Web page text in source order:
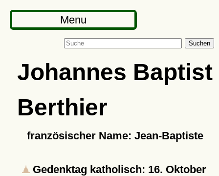
Menu
Suchen
Johannes Baptist
Berthier
französischer Name: Jean-Baptiste
Gedenktag katholisch: 16. Oktober